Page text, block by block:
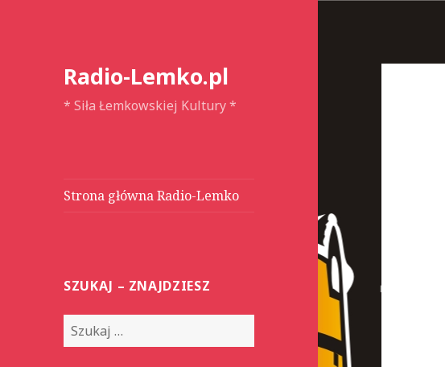
Radio-Lemko.pl
* Siła Łemkowskiej Kultury *
Strona główna Radio-Lemko
SZUKAJ – ZNAJDZIESZ
S
z